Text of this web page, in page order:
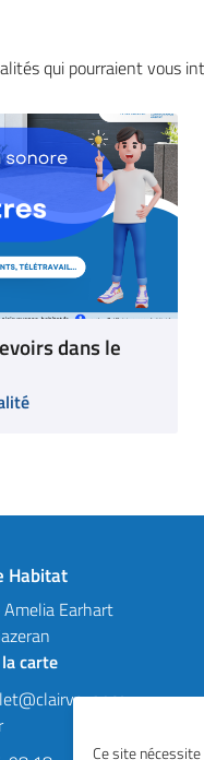
qui pourraient vous
dans le
Habitat
Amelia Earhart
carte
Ce site